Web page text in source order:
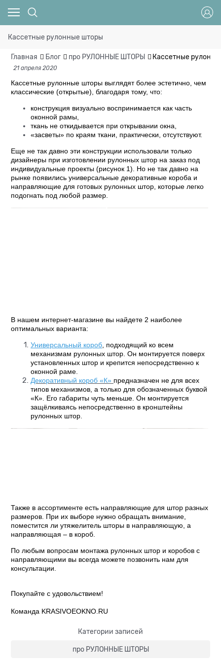
Кассетные рулонные шторы
Главная Блог про РУЛОННЫЕ ШТОРЫ Кассетные
21 апреля 2020
Кассетные рулонные шторы выглядят более эстетично, чем
классические (открытые), благодаря тому, что:
конструкция визуально воспринимается как часть
оконной рамы,
ткань не откидывается при открывании окна,
«засветы» по краям ткани, практически, отсутствуют.
Еще не так давно эти конструкции использовали только
дизайнеры при изготовлении рулонных штор на заказ под
индивидуальные проекты (рисунок 1). Но не так давно на
рынке появились универсальные декоративные короба и
направляющие для готовых рулонных штор, которые легко
подогнать под любой размер.
В нашем интернет-магазине вы найдете 2 наиболее
оптимальных варианта:
Универсальный короб , подходящий ко всем
механизмам рулонных штор. Он монтируется поверх
установленных штор и крепится непосредственно к
оконной раме.
Декоративный короб «К» предназначен не для всех
типов механизмов, а только для обозначенных буквой
«К». Его габариты чуть меньше. Он монтируется
защёлкиваясь непосредственно в кронштейны
рулонных штор.
Также в ассортименте есть направляющие для штор разных
размеров. При их выборе нужно обращать внимание,
поместится ли утяжелитель шторы в направляющую, а
направляющая – в короб.
По любым вопросам монтажа рулонных штор и коробов с
направляющими вы всегда можете позвонить нам для
консультации.
Покупайте с удовольствием!
Команда KRASIVOEOKNO.RU
Категории записей
про РУЛОННЫЕ ШТОРЫ